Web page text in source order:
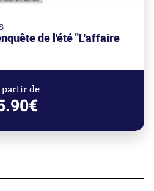
de l'été "L'affaire
partir de